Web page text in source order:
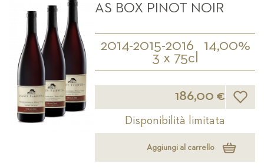
AS BOX PINOT NOIR
2014-2015-2016
14,00%
3 x 75cl
186,00 € Lista
Disponibilità limitata
Aggiungi al carrello